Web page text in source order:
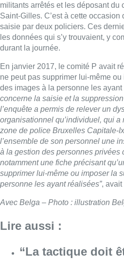
militants arrêtés et les déposant du
Saint-Gilles. C’est à cette occasion
saisie par deux policiers. Ces
les données qui s’y trouvaient, y
durant la journée.
En janvier 2017, le comité P avait
ne peut pas supprimer lui-même
des images à la personne les ayant
concerne la saisie et la
l’enquête a permis de relever un
organisationnel qu’individuel, qui a
zone de police Bruxelles Capitale-
l’ensemble de son personnel une
à la gestion des personnes privées
notamment une fiche précisant
supprimer lui-même ou imposer la
personne les ayant réalisées”, avait
Avec Belga – Photo : illustration
Lire aussi :
“La tactique doit